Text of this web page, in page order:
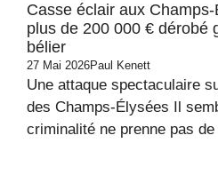
Casse éclair aux
plus de 200 000 € dérobé
bélier
27 Mai 2026Paul Kenett
Une attaque spectaculaire
des Champs-Élysées Il
criminalité ne prenne pas